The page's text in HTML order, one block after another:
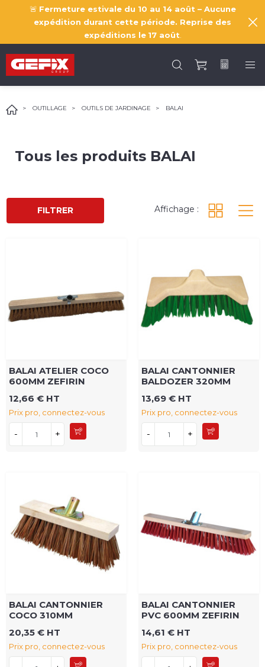
🚨 Fermeture estivale du 10 au 14 août – Aucune
expédition durant cette période. Reprise des
expéditions le 17 août
OUTILLAGE OUTILS DE JARDINAGE BALAI
Tous les produits BALAI
FILTRER Affichage :
BALAI ATELIER COCO
600MM ZEFIRIN
12,66 € HT
Prix pro, connectez-vous
- +
BALAI CANTONNIER
BALDOZER 320MM
13,69 € HT
Prix pro, connectez-vous
- +
BALAI CANTONNIER
COCO 310MM
20,35 € HT
Prix pro, connectez-vous
BALAI CANTONNIER
PVC 600MM ZEFIRIN
14,61 € HT
Prix pro, connectez-vous